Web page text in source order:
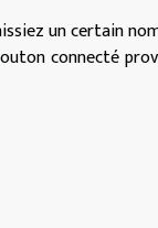
un certain
connecté